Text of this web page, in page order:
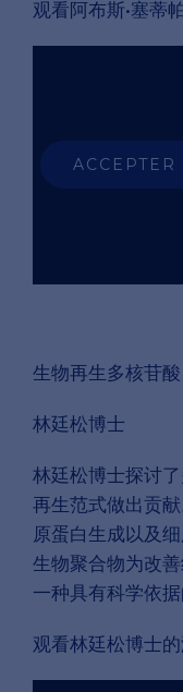
观看阿布斯·塞蒂
生物再生多核苷
林廷松博士
林廷松博士探讨
再生范式做出贡
原蛋白生成以及
生物聚合物为改
一种具有科学依据
观看林廷松博士的